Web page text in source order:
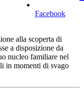
Facebook
alla scoperta di
a disposizione da
nucleo familiare nel
in momenti di svago